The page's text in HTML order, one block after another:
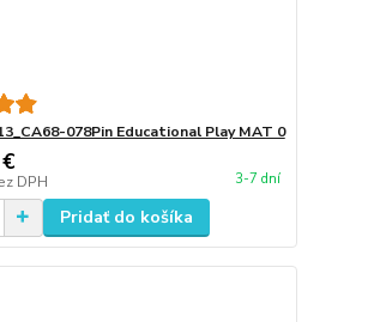
078Pin Educational Play MAT 0
DPH 3-7 dní
Pridať do košíka